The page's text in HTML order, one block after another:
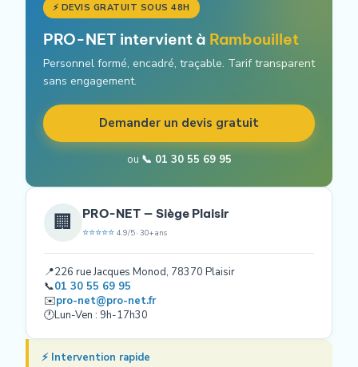
⚡ DEVIS GRATUIT SOUS 48H
PRO-NET intervient à Rambouillet
Personnel formé, encadré, traçable. Tarif transparent
sans engagement.
Demander un devis gratuit
ou 📞 01 30 55 69 95
🏢 PRO-NET — Siège Plaisir
⭐⭐⭐⭐⭐ 4.9/5 · 30+ ans
📍226 rue Jacques Monod, 78370 Plaisir
📞01 30 55 69 95
✉️pro-net@pro-net.fr
🕐Lun-Ven : 9h-17h30
⚡ Intervention rapide